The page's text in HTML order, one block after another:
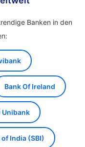
Banken in den
Bank Of Ireland
Unibank
India (SBI)